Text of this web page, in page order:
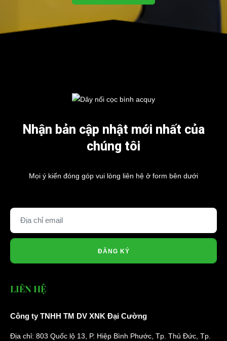
Nhận bản cập nhật mới nhất của
chúng tôi
Mọi ý kiến đóng góp vui lòng liên hệ ở form bên dưới
ĐĂNG KÝ
LIÊN HỆ
Công ty TNHH TM DV XNK Đại Cường
Địa chỉ: 803 Quốc lộ 13, P. Hiệp Bình Phước, Tp. Thủ Đức, Tp.